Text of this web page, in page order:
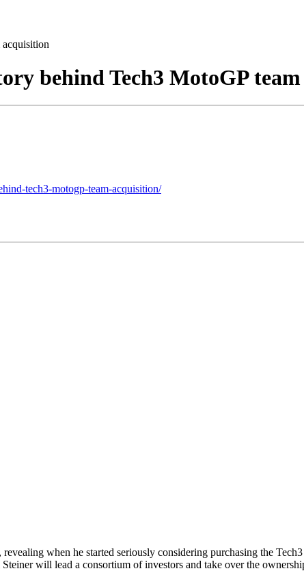
acquisition
behind Tech3 MotoGP
tech3-motogp-team-acquisition/
when he started seriously considering purchasing the Tech3
will lead a consortium of investors and take over the